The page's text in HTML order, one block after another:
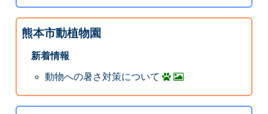
熊本市動植物園
新着情報
動物への暑さ対策について